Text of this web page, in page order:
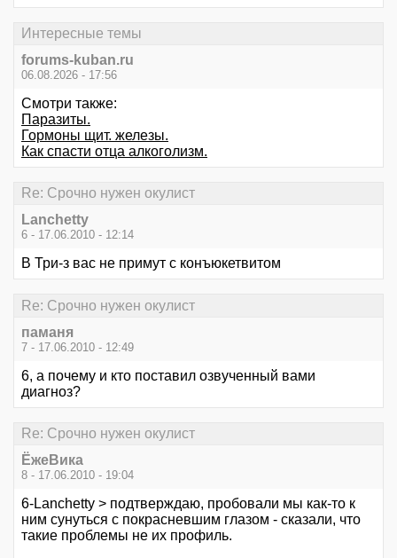
Интересные темы
forums-kuban.ru
06.08.2026 - 17:56
Смотри также:
Паразиты.
Гормоны щит. железы.
Как спасти отца алкоголизм.
Re: Срочно нужен окулист
Lanchetty
6 - 17.06.2010 - 12:14
В Три-з вас не примут с конъюкетвитом
Re: Срочно нужен окулист
паманя
7 - 17.06.2010 - 12:49
6, а почему и кто поставил озвученный вами
диагноз?
Re: Срочно нужен окулист
ЁжеВика
8 - 17.06.2010 - 19:04
6-Lanchetty > подтверждаю, пробовали мы как-то к
ним сунуться с покрасневшим глазом - сказали, что
такие проблемы не их профиль.